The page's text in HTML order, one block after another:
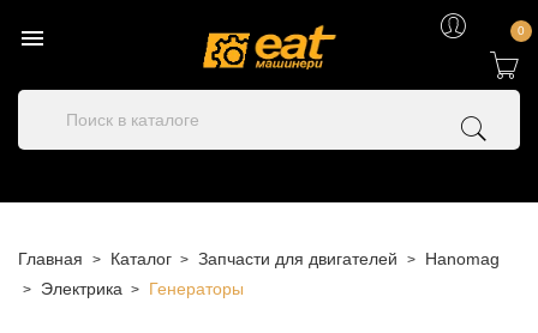
 0
Главная Каталог Запчасти для двигателей
Hanomag
Электрика
Генераторы